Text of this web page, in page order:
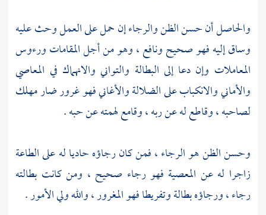
والحاصل أن حسن الظن والرجاء إن حمل على العمل وحث عليه
وساق إليه فهو صحيح ونافع ، وهو من أجل المقامات ورءوس
المعاملات وإن دعا إلى البطالة والتواني والانهماك في المعاصي
والأماني والانكباب على الضلالة والأغاني فهو غرور ضار مهلك
لصاحبه ، وقاطع له عن ربه ، وقامع لهمته عن حبه .
وحسن الظن هو الرجاء ، فمن كان رجاؤه حاديا له على الطاعة
زاجرا له عن المعصية فهو رجاء صحيح ، ومن كانت بطالته
رجاء ، ورجاؤه بطالة وتفريطا فهو المغرور ، والله ولي الأمور .